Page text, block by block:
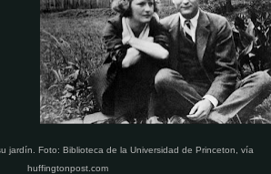
jardín. Foto: Biblioteca de la Universidad de Princeton, vía
huffingtonpost.com